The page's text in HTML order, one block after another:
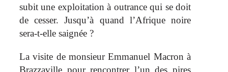
subit une exploitation à outrance qui se doit
de cesser. Jusqu’à quand l’Afrique noire
sera-t-elle saignée ?
La visite de monsieur Emmanuel Macron à
Brazzaville pour rencontrer l’un des pires